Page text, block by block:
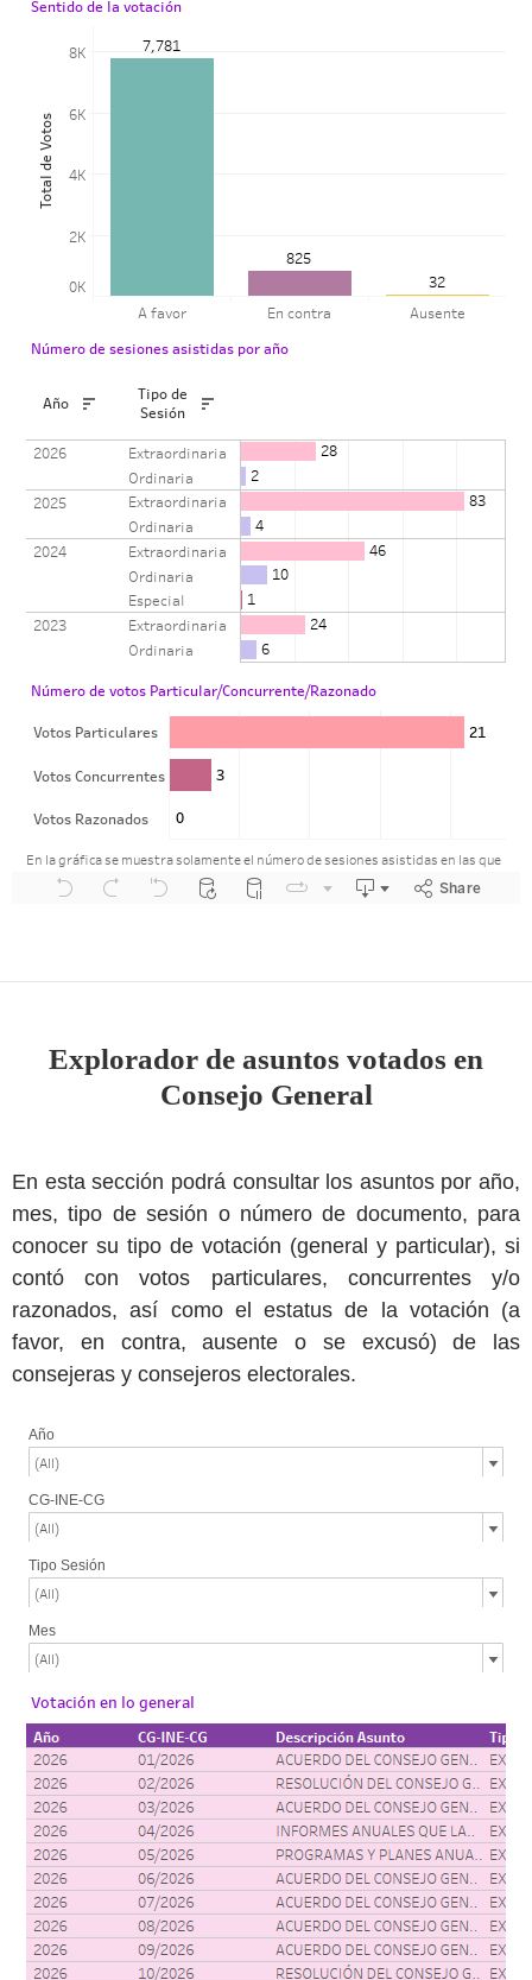
Explorador de asuntos votados en
Consejo General
En esta sección podrá consultar los asuntos por año,
mes, tipo de sesión o número de documento, para
conocer su tipo de votación (general y particular), si
contó con votos particulares, concurrentes y/o
razonados, así como el estatus de la votación (a
favor, en contra, ausente o se excusó) de las
consejeras y consejeros electorales.